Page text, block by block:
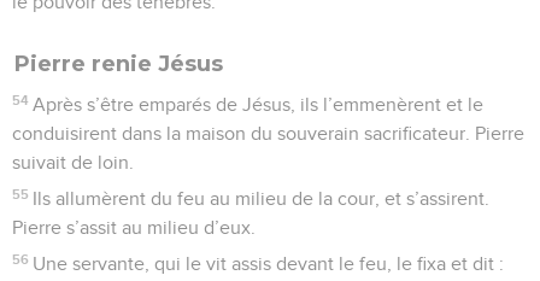
Pierre renie Jésus
54 Après s’être emparés de Jésus, ils l’emmenèrent et le
conduisirent dans la maison du souverain sacrificateur. Pierre
suivait de loin.
55 Ils allumèrent du feu au milieu de la cour, et s’assirent.
Pierre s’assit au milieu d’eux.
56 Une servante, qui le vit assis devant le feu, le fixa et dit :